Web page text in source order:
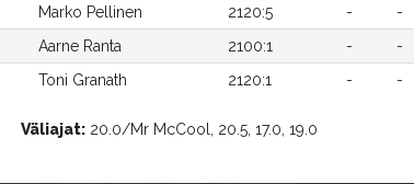
Marko Pellinen 2120:5 - -
Aarne Ranta 2100:1 - -
Toni Granath 2120:1 - -
Väliajat:20.0/Mr McCool, 20.5, 17.0, 19.0